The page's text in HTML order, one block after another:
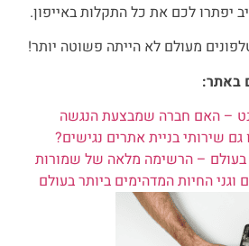
יפתרו לכם את כל התקלות באייפון.
מעולם לא הייתה פשוטה יותר!
באתר:
– האם חברה שמבצעת הנגשה
גם שירותי בניית אתרים נגישים?
בעולם – הרשימה מלאה של שמורות
וגני החיות המדהימים ביותר בעולם